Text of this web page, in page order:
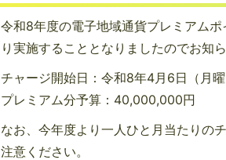
令和8年度の電子地域通貨プレミアム
り実施することとなりましたのでお知ら
チャージ開始日：令和8年4月6日（月曜
プレミアム分予算：40,000,000円
なお、今年度より一人ひと月当たりの
注意ください。